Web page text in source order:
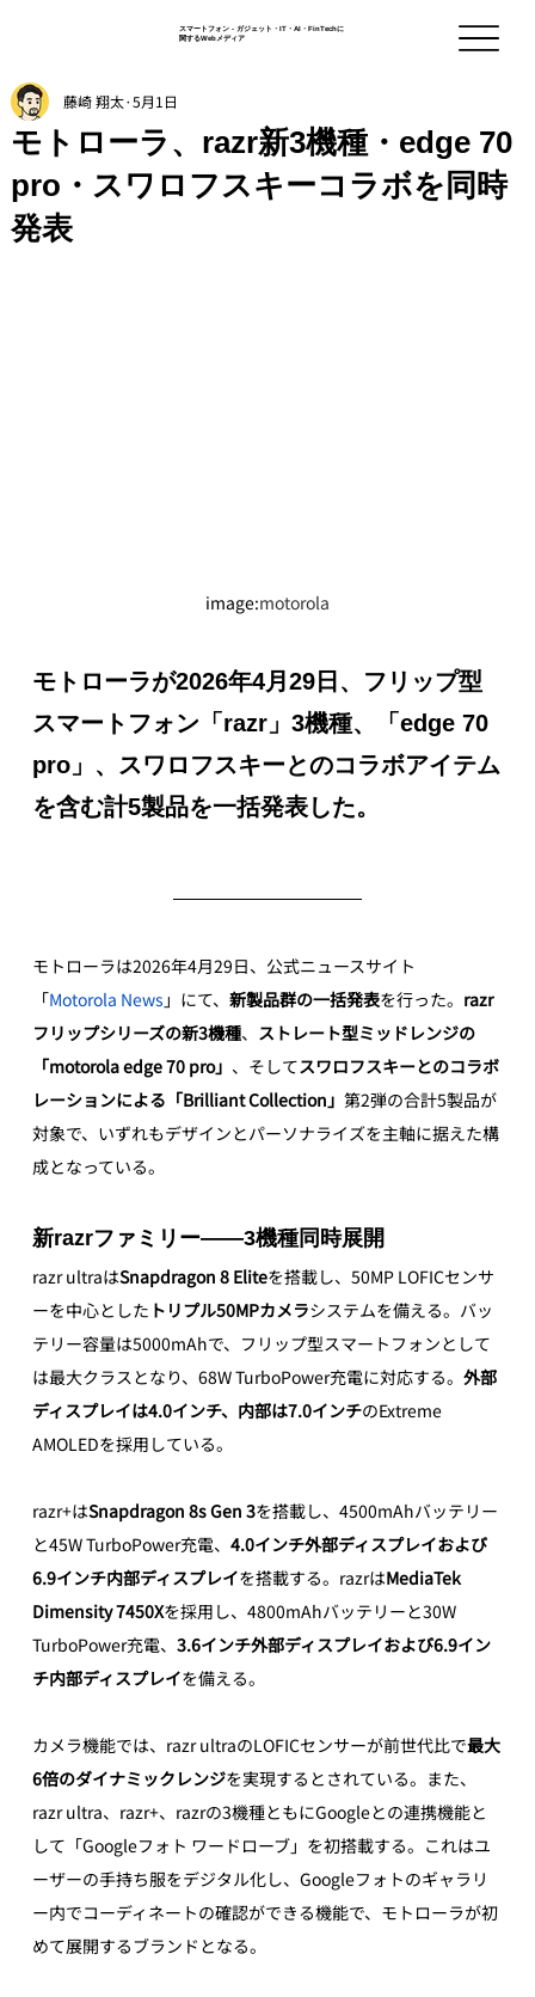
スマートフォン - ガジェット・IT・AI・FinTechに
関するWebメディア
モトローラ、razr新3機種・edge 70
pro・スワロフスキーコラボを同時
発表
藤崎 翔太 5月1日
image:motorola
モトローラが2026年4月29日、フリップ型
スマートフォン「razr」3機種、「edge 70
pro」、スワロフスキーとのコラボアイテム
を含む計5製品を一括発表した。
モトローラは2026年4月29日、公式ニュースサイト
「Motorola News 」にて、 新製品群の一括発表を行った。 razr
フリップシリーズの新3機種、 ストレート型ミッドレンジの
「motorola edge 70 pro」 、そしてスワロフスキーとのコラボ
レーションによる「Brilliant Collection」 第2弾の合計5製品が
対象で、いずれもデザインとパーソナライズを主軸に据えた構
成となっている。
新razrファミリー——3機種同時展開
razr ultraはSnapdragon 8 Eliteを搭載し、50MP LOFICセンサ
ーを中心とした トリプル50MPカメラシステムを備える。バッ
テリー容量は5000mAhで、フリップ型スマートフォンとして
は最大クラスとなり、68W TurboPower充電に対応する。 外部
ディスプレイは4.0インチ、内部は7.0インチのExtreme
AMOLEDを採用している。
razr+はSnapdragon 8s Gen 3を搭載し、4500mAhバッテリー
と45W TurboPower充電、 4.0インチ外部ディスプレイおよび
6.9インチ内部ディスプレイを搭載する。razrはMediaTek
Dimensity 7450Xを採用し、4800mAhバッテリーと30W
TurboPower充電、 3.6インチ外部ディスプレイおよび6.9イン
チ内部ディスプレイを備える。
カメラ機能では、razr ultraのLOFICセンサーが前世代比で最大
6倍のダイナミックレンジを実現するとされている。また、
razr ultra、razr+、razrの3機種ともにGoogleとの連携機能と
して「Googleフォト ワードローブ」を初搭載する。これはユ
ーザーの手持ち服をデジタル化し、Googleフォトのギャラリ
ー内でコーディネートの確認ができる機能で、モトローラが初
めて展開するブランドとなる。